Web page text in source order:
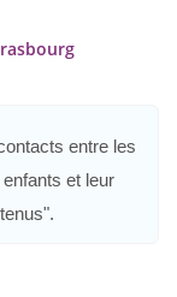
entre les
et leur